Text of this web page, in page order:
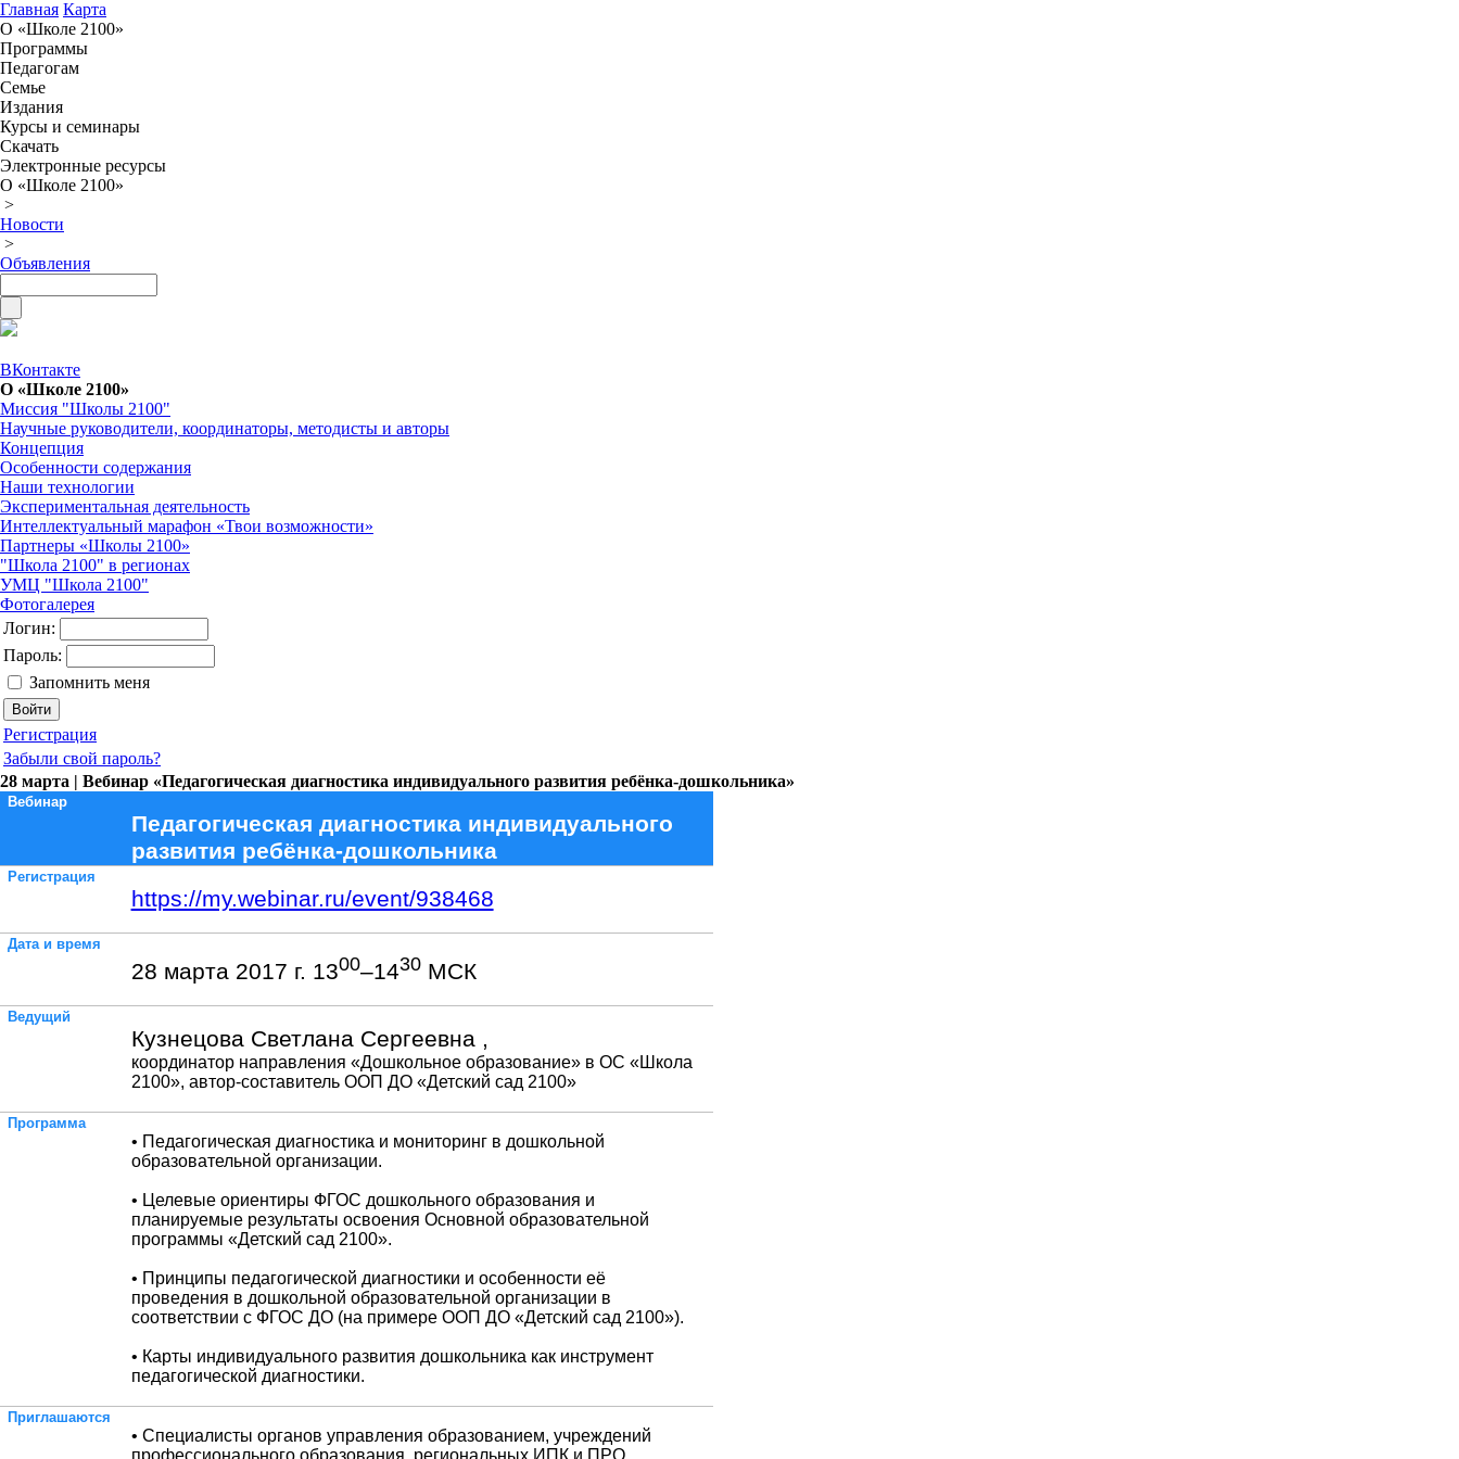
Главная Карта
О «Школе 2100»
Программы
Педагогам
Семье
Издания
Курсы и семинары
Скачать
Электронные ресурсы
О «Школе 2100»
>
Новости
>
Объявления
ВКонтакте
О «Школе 2100»
Миссия "Школы 2100"
Научные руководители, координаторы, методисты и авторы
Концепция
Особенности содержания
Наши технологии
Экспериментальная деятельность
Интеллектуальный марафон «Твои возможности»
Партнеры «Школы 2100»
"Школа 2100" в регионах
УМЦ "Школа 2100"
Фотогалерея
Логин:
Пароль:
Запомнить меня
Регистрация
Забыли свой пароль?
28 марта | Вебинар «Педагогическая диагностика индивидуального развития ребёнка-дошкольника»
Вебинар
Педагогическая диагностика индивидуального
развития ребёнка-дошкольника
Регистрация
https://my.webinar.ru/event/938468
Дата и время
28 марта 2017 г. 1300–1430МСК
Ведущий
Кузнецова Светлана Сергеевна ,
координатор направления «Дошкольное образование» в ОС «Школа
2100», автор-составитель ООП ДО «Детский сад 2100»
Программа
• Педагогическая диагностика и мониторинг в дошкольной
образовательной организации.
• Целевые ориентиры ФГОС дошкольного образования и
планируемые результаты освоения Основной образовательной
программы «Детский сад 2100».
• Принципы педагогической диагностики и особенности её
проведения в дошкольной образовательной организации в
соответствии с ФГОС ДО (на примере ООП ДО «Детский сад 2100»).
• Карты индивидуального развития дошкольника как инструмент
педагогической диагностики.
Приглашаются
• Специалисты органов управления образованием, учреждений
профессионального образования, региональных ИПК и ПРО,